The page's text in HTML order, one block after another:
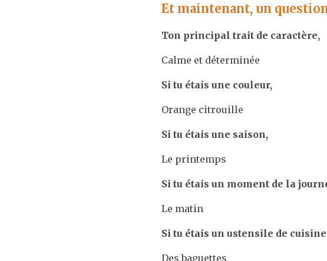
Et maintenant, un
Ton principal trait de caractère,
Calme et déterminée
Si tu étais une couleur,
Orange citrouille
Si tu étais une saison,
Le printemps
Si tu étais un moment de la
Le matin
Si tu étais un ustensile de cuisine
Des baguettes